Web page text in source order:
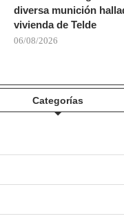
diversa munición
vivienda de Telde
06/08/2026
Categorías